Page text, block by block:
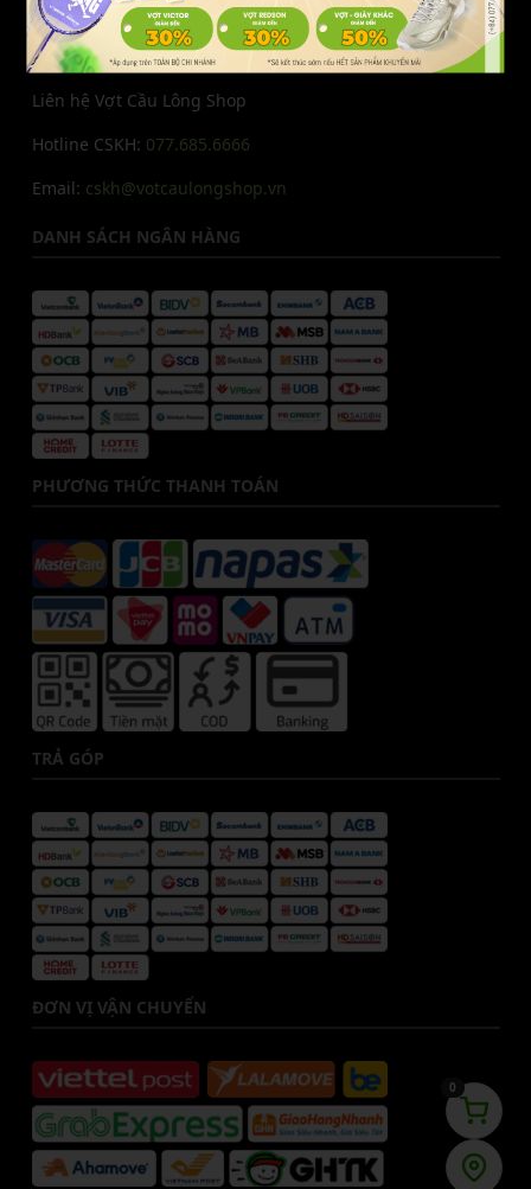
THÔNG TIN LIÊN HỆ
Liên hệ Vợt Cầu Lông Shop
Hotline CSKH: 077.685.6666
Email: cskh@votcaulongshop.vn
DANH SÁCH NGÂN HÀNG
PHƯƠNG THỨC THANH TOÁN
TRẢ GÓP
ĐƠN VỊ VẬN CHUYỂN
0